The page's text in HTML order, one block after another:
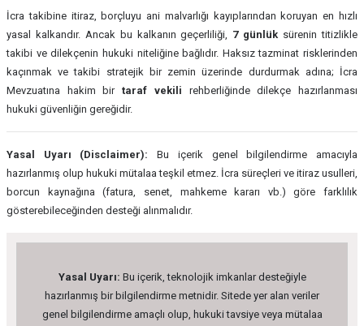
İcra takibine itiraz, borçluyu ani malvarlığı kayıplarından koruyan en hızlı
yasal kalkandır. Ancak bu kalkanın geçerliliği, 7 günlük sürenin titizlikle
takibi ve dilekçenin hukuki niteliğine bağlıdır. Haksız tazminat risklerinden
kaçınmak ve takibi stratejik bir zemin üzerinde durdurmak adına; İcra
Mevzuatına hakim birtaraf vekili rehberliğinde dilekçe hazırlanması
hukuki güvenliğin gereğidir.
Yasal Uyarı (Disclaimer): Bu içerik genel bilgilendirme amacıyla
hazırlanmış olup hukuki mütalaa teşkil etmez. İcra süreçleri ve itiraz usulleri,
borcun kaynağına (fatura, senet, mahkeme kararı vb.) göre farklılık
gösterebileceğinden desteği alınmalıdır.
Yasal Uyarı: Bu içerik, teknolojik imkanlar desteğiyle
hazırlanmış bir bilgilendirme metnidir. Sitede yer alan veriler
genel bilgilendirme amaçlı olup, hukuki tavsiye veya mütalaa